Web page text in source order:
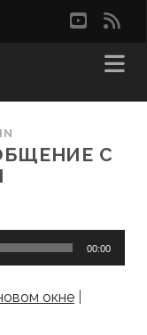
rss
С
00:00
окне|